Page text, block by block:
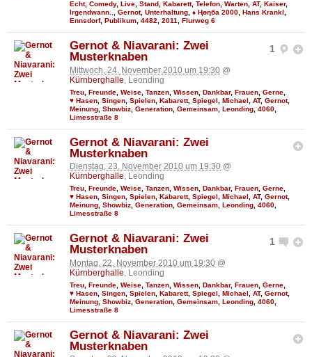
Echt, Comedy, Live, Stand, Kabarett, Telefon, Warten, AT, Kaiser,
Irgendwann.., Gernot, Unterhaltung, ♦ Ңөηба 2000, Hans Krankl ,
Ennsdorf, Publikum, 4482, 2011, Flurweg 6
1
Gernot & Niavarani: Zwei
Musterknaben
Mittwoch, 24. November 2010 um 19:30 @
Kürnberghalle, Leonding
Treu Freunde Weise Tanzen Wissen Dankbar, Frauen Gerne
♥ Hasen Singen Spielen Kabarett, Spiegel Michael AT, Gernot,
Meinung Showbiz Generation Gemeinsam Leonding 4060
Limesstraße 8
Gernot & Niavarani: Zwei
Musterknaben
Dienstag, 23. November 2010 um 19:30 @
Kürnberghalle, Leonding
Treu Freunde Weise Tanzen Wissen Dankbar, Frauen Gerne
♥ Hasen Singen Spielen Kabarett, Spiegel Michael AT, Gernot,
Meinung Showbiz Generation Gemeinsam Leonding 4060
Limesstraße 8
1
Gernot & Niavarani: Zwei
Musterknaben
Montag, 22. November 2010 um 19:30 @
Kürnberghalle , Leonding
Treu Freunde Weise Tanzen Wissen Dankbar, Frauen Gerne
♥ Hasen Singen Spielen Kabarett, Spiegel Michael AT, Gernot,
Meinung Showbiz Generation Gemeinsam Leonding 4060
Limesstraße 8
Gernot & Niavarani: Zwei
Musterknaben